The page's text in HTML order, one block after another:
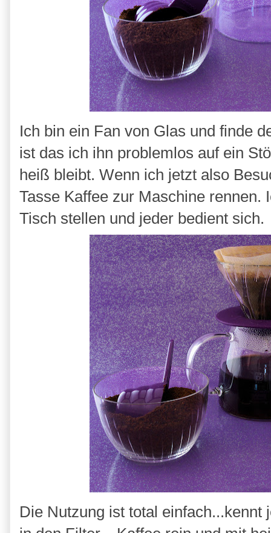
Ich bin ein Fan von Glas und finde
ist das ich ihn problemlos auf ein
heiß bleibt. Wenn ich jetzt also
Tasse Kaffee zur Maschine rennen.
Tisch stellen und jeder bedient sich.
Die Nutzung ist total